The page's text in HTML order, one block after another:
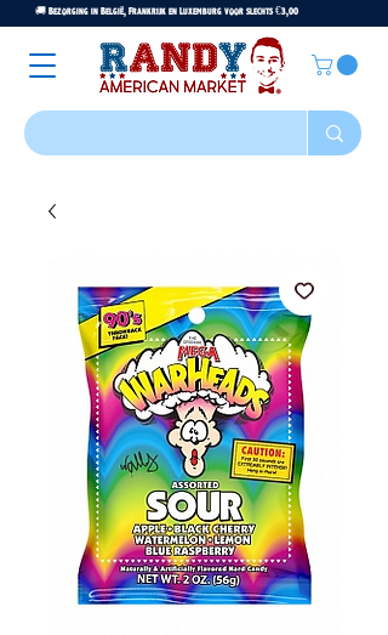
🚚 Bezorging in België, Frankrijk en Luxemburg voor slechts €3,00